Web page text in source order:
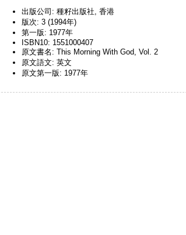
出版公司: 種籽出版社, 香港
版次: 3 (1994年)
第一版: 1977年
ISBN10: 1551000407
原文書名: This Morning With God, Vol. 2
原文語文: 英文
原文第一版: 1977年